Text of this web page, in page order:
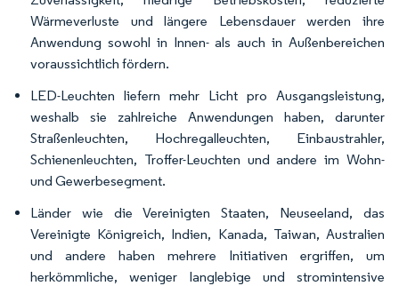
Wärmeverluste und längere Lebensdauer werden ihre
Anwendung sowohl in Innen- als auch in Außenbereichen
voraussichtlich fördern.
LED-Leuchten liefern mehr Licht pro Ausgangsleistung,
weshalb sie zahlreiche Anwendungen haben, darunter
Straßenleuchten, Hochregalleuchten, Einbaustrahler,
Schienenleuchten, Troffer-Leuchten und andere im Wohn-
und Gewerbesegment.
Länder wie die Vereinigten Staaten, Neuseeland, das
Vereinigte Königreich, Indien, Kanada, Taiwan, Australien
und andere haben mehrere Initiativen ergriffen, um
herkömmliche, weniger langlebige und stromintensive